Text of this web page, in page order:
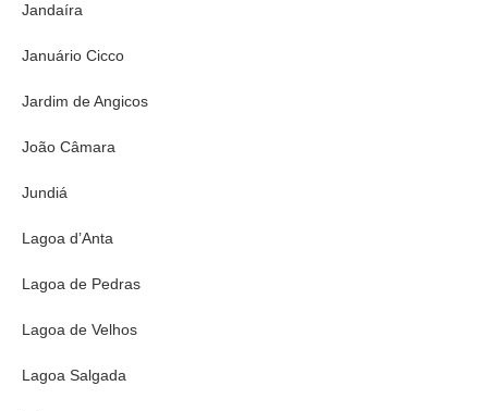
Jandaíra
Januário Cicco
Jardim de Angicos
João Câmara
Jundiá
Lagoa d’Anta
Lagoa de Pedras
Lagoa de Velhos
Lagoa Salgada